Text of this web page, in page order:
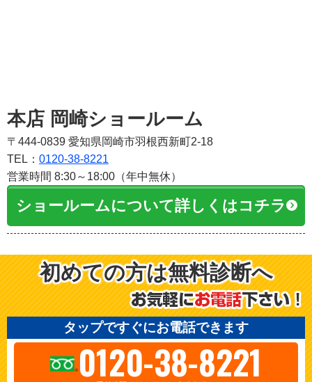
本店 岡崎ショールーム
〒444-0839 愛知県岡崎市羽根西新町2-18
TEL： 0120-38-8221
営業時間 8:30～18:00（年中無休）
ショールームについて詳しくはコチラ
初めての方は無料診断へ
タップですぐにお電話できます
0120-38-8221